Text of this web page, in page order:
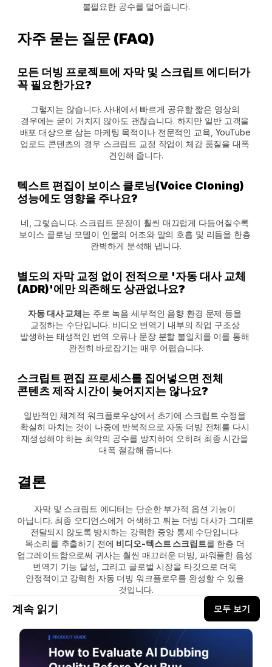
불필요한 공수를 덜어줍니다.
자주 묻는 질문 (FAQ)
모든 더빙 프로젝트에 자막 및 스크립트 에디터가
꼭 필요한가요?
그렇지는 않습니다. 사내에서 빠르게 공유할 짧은 영상의
경우에는 굳이 거치지 않아도 괜찮습니다. 하지만 일반 고객을
배포 대상으로 삼는 마케팅 목적이나 전문적인 교육, YouTube
업로드 콘텐츠의 경우 스크립트 교정 작업이 체감 품질을 대폭
견인해 줍니다.
텍스트 편집이 보이스 클로닝(Voice Cloning)
성능에도 영향을 주나요?
네, 그렇습니다. 스크립트 문장이 훨씬 매끄럽게 다듬어질수록
보이스 클로닝 모델이 인물의 어조와 말의 호흡 및 리듬을 한층
완벽하게 분석해 냅니다.
별도의 자막 교정 없이 전적으로 '자동 대사 교체
(ADR)'에만 의존해도 상관없나요?
자동 대사 교체는 주로 녹음 세부적인 음향 환경 문제 등을
교정하는 수단입니다. 비디오 번역기 내부의 작업 구조상
발생하는 태생적인 번역 오류나 문장 분할 불일치를 이를 통해
완전히 바로잡기는 매우 어렵습니다.
스크립트 편집 프로세스를 집어넣으면 전체
콘텐츠 제작 시간이 늦어지지는 않나요?
일반적인 체계적 워크플로우상에서 초기에 스크립트 수정을
확실히 마치는 것이 나중에 반복적으로 자동 더빙 전체를 다시
재생성해야 하는 최악의 공수를 방지하여 오히려 최종 시간을
대폭 절감해 줍니다.
결론
자막 및 스크립트 에디터는 단순한 부가적 옵션 기능이
아닙니다. 최종 오디언스에게 어색하고 튀는 더빙 대사가 그대로
전달되지 않도록 방지하는 강력한 중앙 통제 수단입니다.
목소리를 추출하기 전에 비디오-텍스트 스크립트를 한층 더
업그레이드함으로써 귀사는 훨씬 매끄러운 더빙, 파워풀한 음성
번역기 기능 달성, 그리고 글로벌 시장을 타깃으로 더욱
안정적이고 강력한 자동 더빙 워크플로우를 완성할 수 있을
것입니다.
계속 읽기 모두 보기